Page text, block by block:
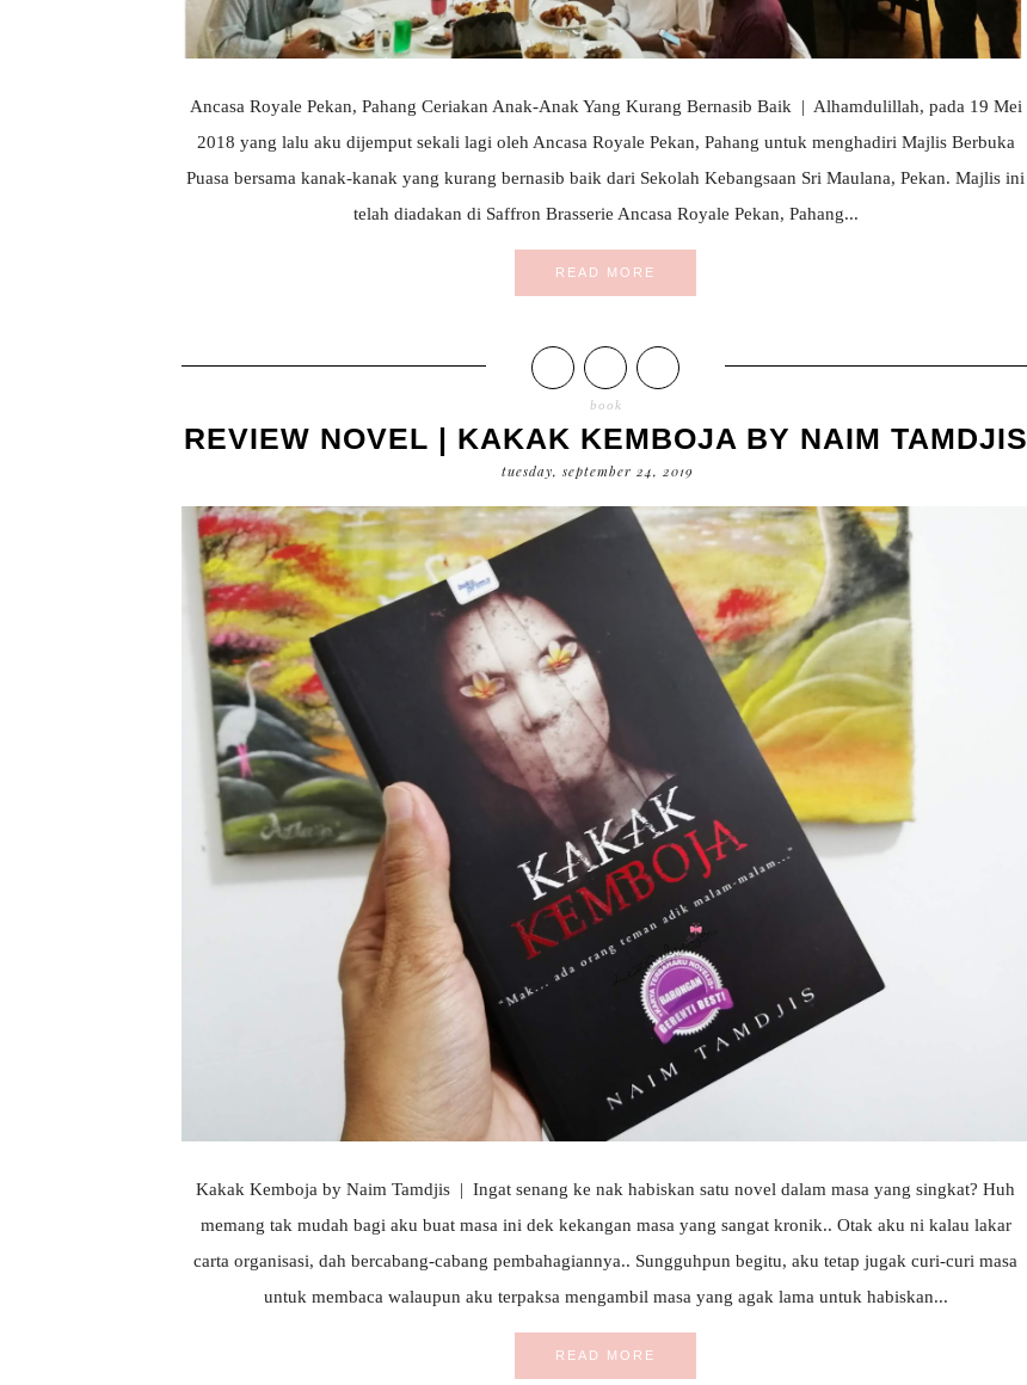
Ancasa Royale Pekan, Pahang Ceriakan Anak-Anak Yang Kurang Bernasib Baik | Alhamdulillah, pada 19 Mei
2018 yang lalu aku dijemput sekali lagi oleh Ancasa Royale Pekan, Pahang untuk menghadiri Majlis Berbuka
Puasa bersama kanak-kanak yang kurang bernasib baik dari Sekolah Kebangsaan Sri Maulana, Pekan. Majlis ini
telah diadakan di Saffron Brasserie Ancasa Royale Pekan, Pahang...
READ MORE
book
REVIEW NOVEL | KAKAK KEMBOJA BY NAIM TAMDJIS
tuesday, september 24, 2019
Kakak Kemboja by Naim Tamdjis | Ingat senang ke nak habiskan satu novel dalam masa yang singkat? Huh
memang tak mudah bagi aku buat masa ini dek kekangan masa yang sangat kronik.. Otak aku ni kalau lakar
carta organisasi, dah bercabang-cabang pembahagiannya.. Sungguhpun begitu, aku tetap jugak curi-curi masa
untuk membaca walaupun aku terpaksa mengambil masa yang agak lama untuk habiskan...
READ MORE